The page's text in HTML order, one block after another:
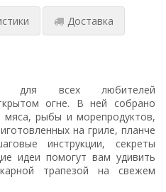
Доставка
для всех любителей
огне. В ней собрано
рыбы и морепродуктов,
на гриле, планче
инструкции, секреты
идеи помогут вам удивить
трапезой на свежем